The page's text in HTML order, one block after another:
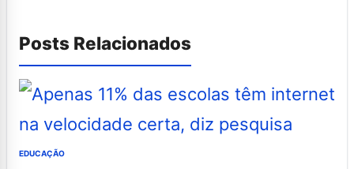
Posts Relacionados
EDUCAÇÃO